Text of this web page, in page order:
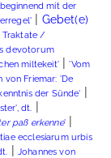
mit der
| Gebet(e)
Traktate /
devotorum
miltekeit'|'Vom
von Friemar: 'De
der Sünde' |
dt. |
paß erkenne'|
ecclesiarum urbis
| Johannes von